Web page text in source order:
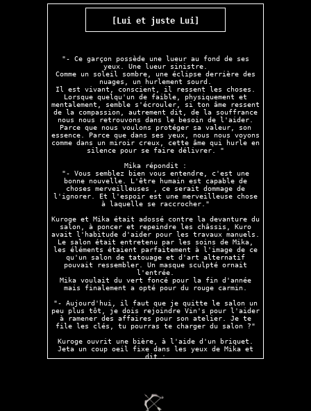
Un poids lourd était posé sur ses hanches, son
son sommeil. N'arrivant pas à bouger, une douleur
et tombe au sol.
Kuroge se retourna lourdement. Sa respiration
était intense, comme si il venait de vider son âme
dans l'air stagnant de la chambre. Il semblait
profondément endormi.
Il resta là, à le contempler divaguement dans une
nuée de sommeil silencieux.
Shiro se redressa et descendit doucement du lit,
enfila une veste et sorti dehors.
La veille, il était resté chez lui.
Le soir d'après aussi.
[Lui et juste Lui]
"- Ce garçon possède une lueur au fond de ses
yeux. Une lueur sinistre.
Comme un soleil sombre, une éclipse derrière des
nuages, un hurlement sourd.
Il est vivant, conscient, il ressent les choses.
Lorsque quelqu'un de faible, physiquement et
mentalement, semble s'écrouler, si ton âme ressent
de la compassion, autrement dit, de la souffrance
nous nous retrouvons dans le besoin de l'aider.
Parce que nous voulons protéger sa valeur, son
essence. Parce que dans ses yeux, nous nous voyons
comme dans un miroir creux, cette âme qui hurle en
silence pour se faire délivrer. "
Mika répondit :
"- Vous semblez bien vous entendre, c'est une
bonne nouvelle. L'être humain est capable de
choses merveilleuses , ce serait dommage de
l'ignorer. Et l'espoir est une merveilleuse chose
à laquelle se raccrocher."
Kuroge et Mika était adossé contre la devanture du
salon, à poncer et repeindre les châssis, Kuro
avait l'habitude d'aider pour les travaux manuels.
Le salon était entretenu par les soins de Mika,
les éléments étaient parfaitement à l'image de ce
qu'un salon de tatouage et d'art alternatif
pouvait ressembler. Un masque sculpté ornait
l'entrée.
Mika voulait du vert foncé pour la fin d'année
mais finalement a opté pour du rouge carmin.
"- Aujourd'hui, il faut que je quitte le salon un
peu plus tôt, je dois rejoindre Vin's pour l'aider
à ramener des affaires pour son atelier. Je te
file les clés, tu pourras te charger du salon ?"
Kuroge ouvrit une bière, à l'aide d'un briquet.
Jeta un coup oeil fixe dans les yeux de Mika et
dit :
:
"- Comme tu voudras, je ne m'y opposerais pas.